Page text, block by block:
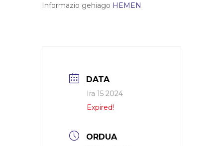
Informazio gehiago HEMEN
DATA
Ira 15 2024
Expired!
ORDUA